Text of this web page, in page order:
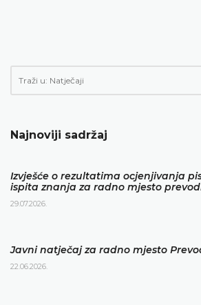
Najnoviji sadržaj
Izvješće o rezultatima ocjenjivanja
ispita znanja za radno mjesto
29.07.2026.
Javni natječaj za radno mjesto
22.06.2026.